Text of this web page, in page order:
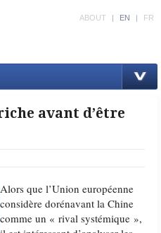
ABOUT | EN | FR
avant d’être
Alors que l’Union européenne
considère dorénavant la Chine
comme un « rival systémique »,